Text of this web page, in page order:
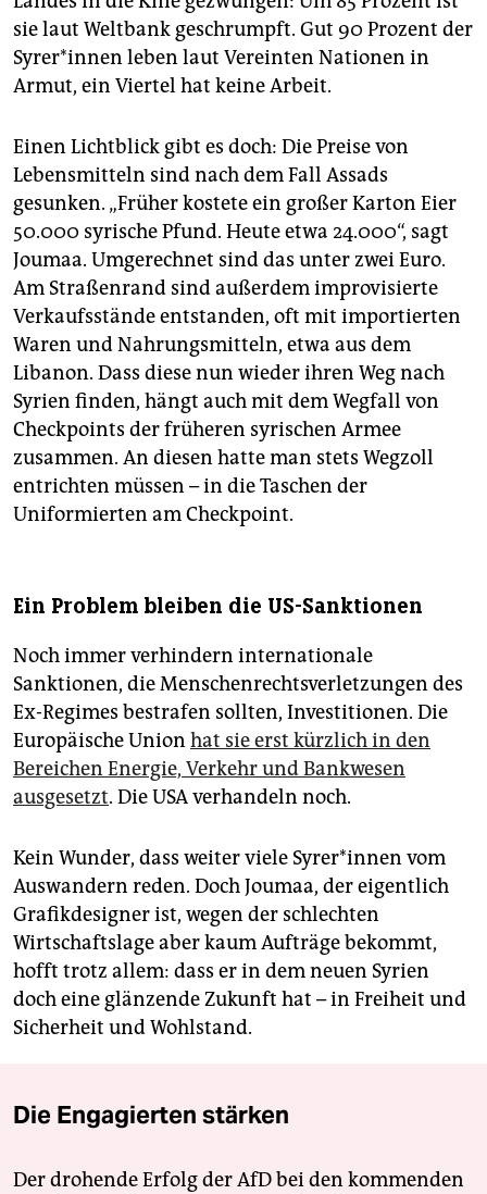
sie laut Weltbank geschrumpft. Gut 90 Prozent der
Sy­re­r*in­nen leben laut Vereinten Nationen in
Armut, ein Viertel hat keine Arbeit.
Einen Lichtblick gibt es doch: Die Preise von
Lebensmitteln sind nach dem Fall Assads
gesunken. „Früher kostete ein großer Karton Eier
50.000 syrische Pfund. Heute etwa 24.000“, sagt
Joumaa. Umgerechnet sind das unter zwei Euro.
Am Straßenrand sind außerdem improvisierte
Verkaufsstände entstanden, oft mit importierten
Waren und Nahrungsmitteln, etwa aus dem
Libanon. Dass diese nun wieder ihren Weg nach
Syrien finden, hängt auch mit dem Wegfall von
Checkpoints der früheren syrischen Armee
zusammen. An diesen hatte man stets Wegzoll
entrichten müssen – in die Taschen der
Uniformierten am Checkpoint.
Ein Problem bleiben die US-Sanktionen
Noch immer verhindern internationale
Sanktionen, die Menschenrechtsverletzungen des
Ex-Regimes bestrafen sollten, Investitionen. Die
Europäische Union hat sie erst kürzlich in den
Bereichen Energie, Verkehr und Bankwesen
ausgesetzt. Die USA verhandeln noch.
Kein Wunder, dass weiter viele Sy­re­r*in­nen vom
Auswandern reden. Doch Joumaa, der eigentlich
Grafikdesigner ist, wegen der schlechten
Wirtschaftslage aber kaum Aufträge bekommt,
hofft trotz allem: dass er in dem neuen Syrien
doch eine glänzende Zukunft hat – in Freiheit und
Sicherheit und Wohlstand.
Die Engagierten stärken
Der drohende Erfolg der AfD bei den kommenden